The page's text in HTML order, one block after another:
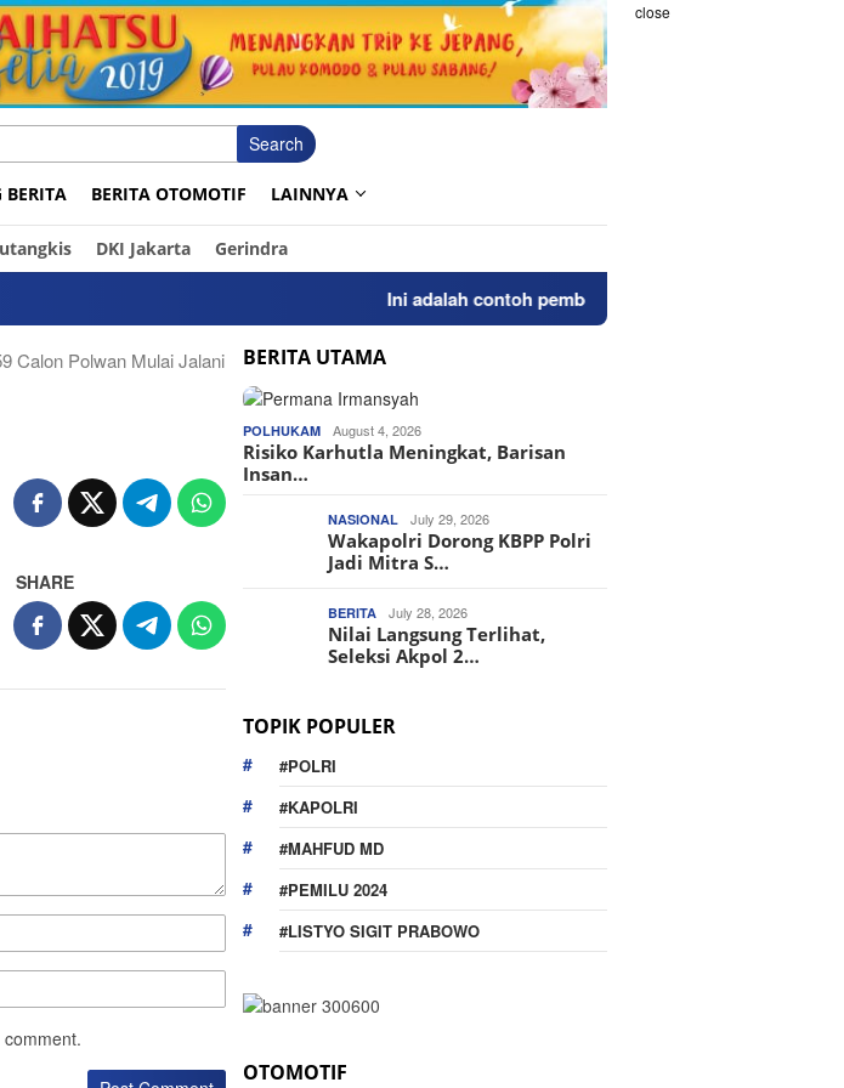
close
Search
BERITA BERITA OTOMOTIF LAINNYA
DKI Jakarta Gerindra
Ini adalah contoh pemberitahuan kepada pengunjung
Calon Polwan Mulai Jalani
SHARE
BERITA UTAMA
POLHUKAM August 4, 2026
Risiko Karhutla Meningkat, Barisan
Insan…
NASIONAL July 29, 2026
Wakapolri Dorong KBPP Polri
Jadi Mitra S…
BERITA July 28, 2026
Nilai Langsung Terlihat,
Seleksi Akpol 2…
TOPIK POPULER
#POLRI
#KAPOLRI
#MAHFUD MD
#PEMILU 2024
#LISTYO SIGIT PRABOWO
OTOMOTIF